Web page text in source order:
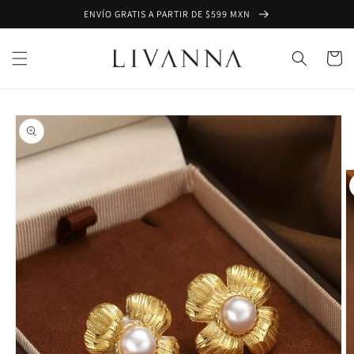
directamente
al contenido
ENVÍO GRATIS A PARTIR DE $599 MXN
Carrito
directamente
a la
información
del producto